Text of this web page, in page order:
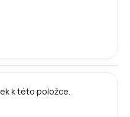
k této položce.